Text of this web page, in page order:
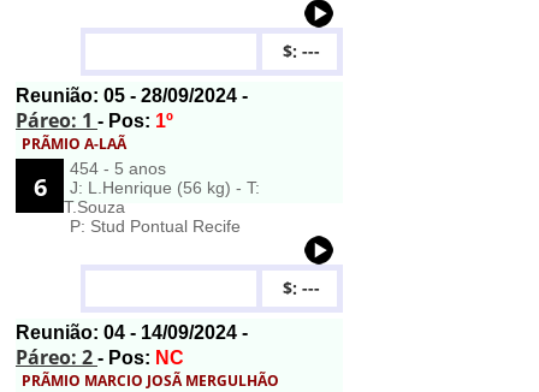
$: ---
Reunião: 05 - 28/09/2024 -
Páreo: 1 - Pos: 1º
PRÃMIO A-LAÃ
6
454 - 5 anos
J: L.Henrique (56 kg) - T:
T.Souza
P: Stud Pontual Recife
$: ---
Reunião: 04 - 14/09/2024 -
Páreo: 2 - Pos: NC
PRÃMIO MARCIO JOSÃ MERGULHÃO